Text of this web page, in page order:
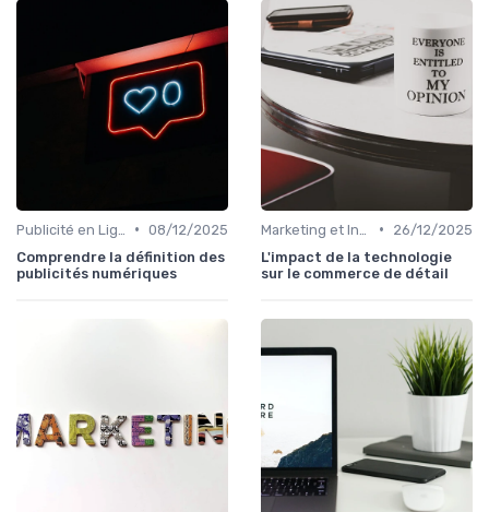
• 08/12/2025
Comprendre la définition des
publicités numériques
•
26/12/2025
L'impact de la technologie
sur le commerce de détail